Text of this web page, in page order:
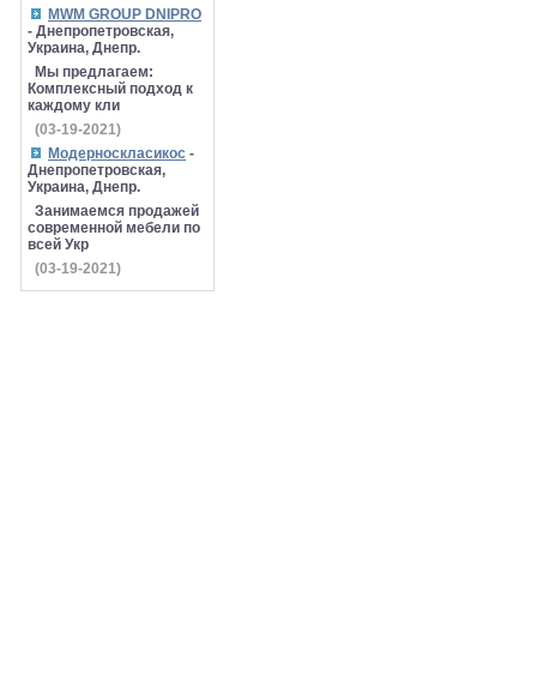
MWM GROUP DNIPRO
- Днепропетровская,
Украина, Днепр.
Мы предлагаем:
Комплексный подход к
каждому кли
(03-19-2021)
Модерноскласикос -
Днепропетровская,
Украина, Днепр.
Занимаемся продажей
современной мебели по
всей Укр
(03-19-2021)